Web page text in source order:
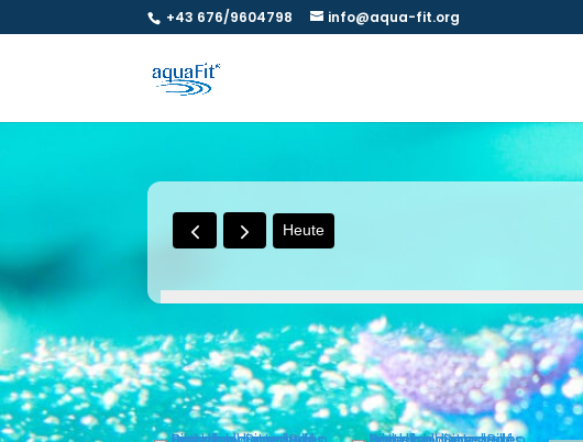
+43 676/9604798 info@aqua-fit.org
Heute